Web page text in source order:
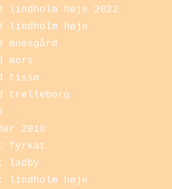
lindholm høje 2022
lindholm høje
moesgård
mors
tissø
trelleborg
2018
fyrkat
ladby
lindholm høje